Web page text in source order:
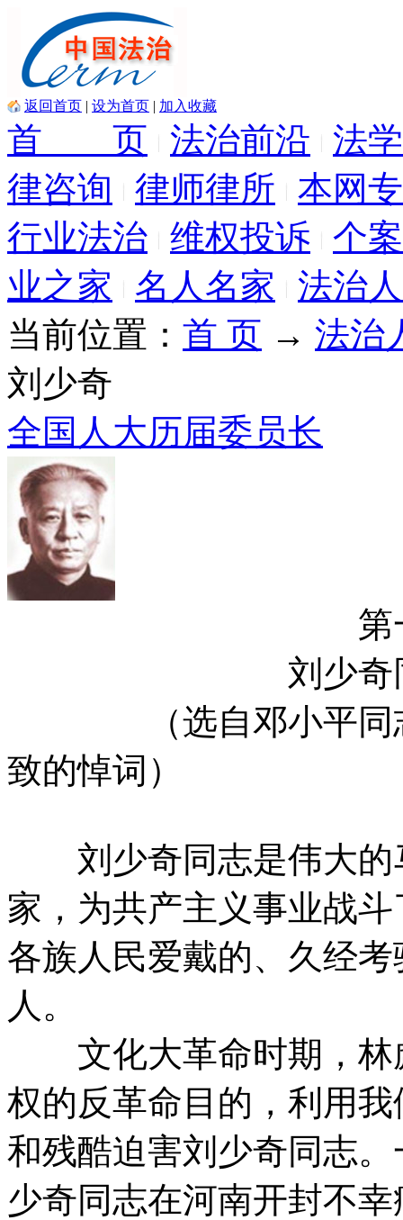
返回首页 | 设为首页 | 加入收藏
首 页 法治前沿
法
律咨询
律师律所
本网
行业法治 维权投诉
个
业之家
名人名家
法治
当前位置： 首 页 → 法治
刘少奇
全国人大历届委员长
第一届委
刘少奇同志伟
（选自邓小平同志
致的悼词）
刘少奇同志是伟大的
家，为共产主义事业战
各族人民爱戴的、久经
人。
文化大革命时期，林
权的反革命目的，利用
和残酷迫害刘少奇同志
少奇同志在河南开封不